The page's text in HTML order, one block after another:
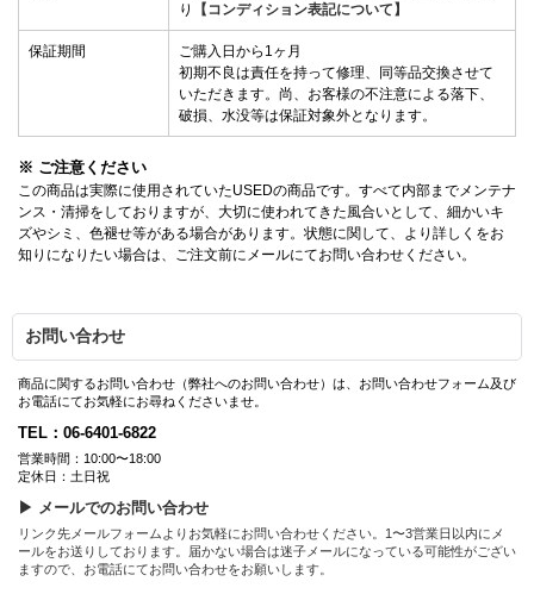
り
【コンディション表記について】
保証期間
ご購入日から1ヶ月
初期不良は責任を持って修理、同等品交換させて
いただきます。尚、お客様の不注意による落下、
破損、水没等は保証対象外となります。
※ ご注意ください
この商品は実際に使用されていたUSEDの商品です。すべて内部までメンテナ
ンス・清掃をしておりますが、大切に使われてきた風合いとして、細かいキ
ズやシミ、色褪せ等がある場合があります。状態に関して、より詳しくをお
知りになりたい場合は、ご注文前にメールにてお問い合わせください。
お問い合わせ
商品に関するお問い合わせ（弊社へのお問い合わせ）は、お問い合わせフォーム及び
お電話にてお気軽にお尋ねくださいませ。
TEL：06-6401-6822
営業時間：10:00〜18:00
定休日：土日祝
▶ メールでのお問い合わせ
リンク先メールフォームよりお気軽にお問い合わせください。1〜3営業日以内にメ
ールをお送りしております。届かない場合は迷子メールになっている可能性がござい
ますので、お電話にてお問い合わせをお願いします。